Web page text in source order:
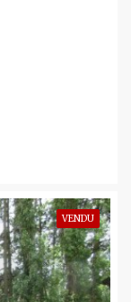
VENDU